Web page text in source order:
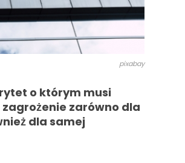
pixabay
o którym musi
zarówno dla
dla samej